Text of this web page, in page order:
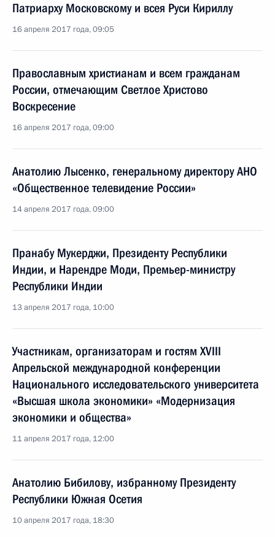
Патриарху Московскому и всея Руси Кириллу
16 апреля 2017 года, 09:05
Православным христианам и всем гражданам
России, отмечающим Светлое Христово
Воскресение
16 апреля 2017 года, 09:00
Анатолию Лысенко, генеральному директору АНО
«Общественное телевидение России»
14 апреля 2017 года, 09:00
Пранабу Мукерджи, Президенту Республики
Индии, и Нарендре Моди, Премьер-министру
Республики Индии
13 апреля 2017 года, 10:00
Участникам, организаторам и гостям XVIII
Апрельской международной конференции
Национального исследовательского университета
«Высшая школа экономики» «Модернизация
экономики и общества»
11 апреля 2017 года, 12:00
Анатолию Бибилову, избранному Президенту
Республики Южная Осетия
10 апреля 2017 года, 18:30